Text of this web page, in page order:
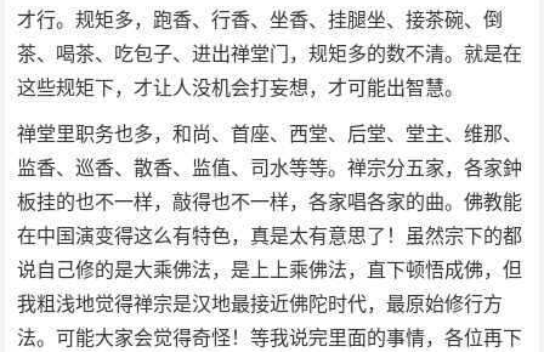
才行。规矩多，跑香、行香、坐香、挂腿坐、接茶碗、倒
茶、喝茶、吃包子、进出禅堂门，规矩多的数不清。就是在
这些规矩下，才让人没机会打妄想，才可能出智慧。
禅堂里职务也多，和尚、首座、西堂、后堂、堂主、维那、
监香、巡香、散香、监值、司水等等。禅宗分五家，各家鈡
板挂的也不一样，敲得也不一样，各家唱各家的曲。佛教能
在中国演变得这么有特色，真是太有意思了！虽然宗下的都
说自己修的是大乘佛法，是上上乘佛法，直下顿悟成佛，但
我粗浅地觉得禅宗是汉地最接近佛陀时代，最原始修行方
法。可能大家会觉得奇怪！等我说完里面的事情，各位再下